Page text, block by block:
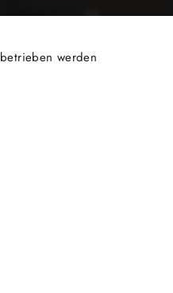
Shopify
betrieben werden